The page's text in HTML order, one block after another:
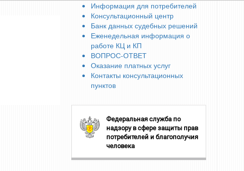
Информация для потребителей
Консультационный центр
Банк данных судебных решений
Еженедельная информация о
работе КЦ и КП
ВОПРОС-ОТВЕТ
Оказание платных услуг
Контакты консультационных
пунктов
Федеральная служба по
надзору в сфере защиты прав
потребителей и благополучия
человека